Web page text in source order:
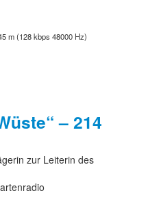
m (128 kbps 48000 Hz)
– 214
zur Leiterin des